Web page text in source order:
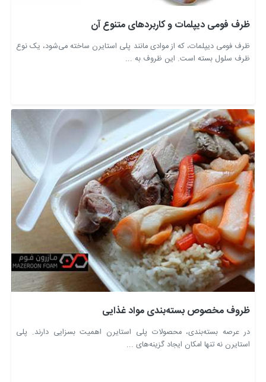
ظرف فومی دیپلمات و کاربردهای متنوع آن
ظرف فومی دیپلمات، که از موادی مانند پلی استایرن ساخته می‌شود، یک نوع
ظرف سلول بسته است. این ظروف به ...
ظروف مخصوص بسته‌بندی مواد غذایی
در عرصه بسته‌بندی، محصولات پلی استایرن اهمیت بسزایی دارند. پلی
استایرن نه تنها امکان ایجاد گزینه‌های ...